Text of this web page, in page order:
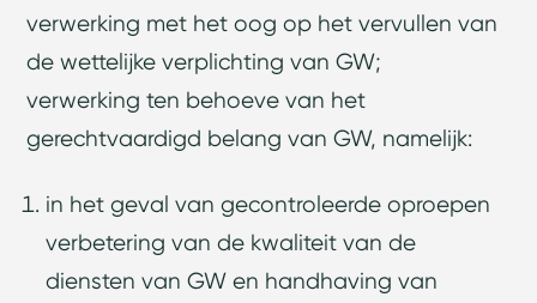
verwerking met het oog op het vervullen van
de wettelijke verplichting van GW;
verwerking ten behoeve van het
gerechtvaardigd belang van GW, namelijk:
in het geval van gecontroleerde oproepen
verbetering van de kwaliteit van de
diensten van GW en handhaving van